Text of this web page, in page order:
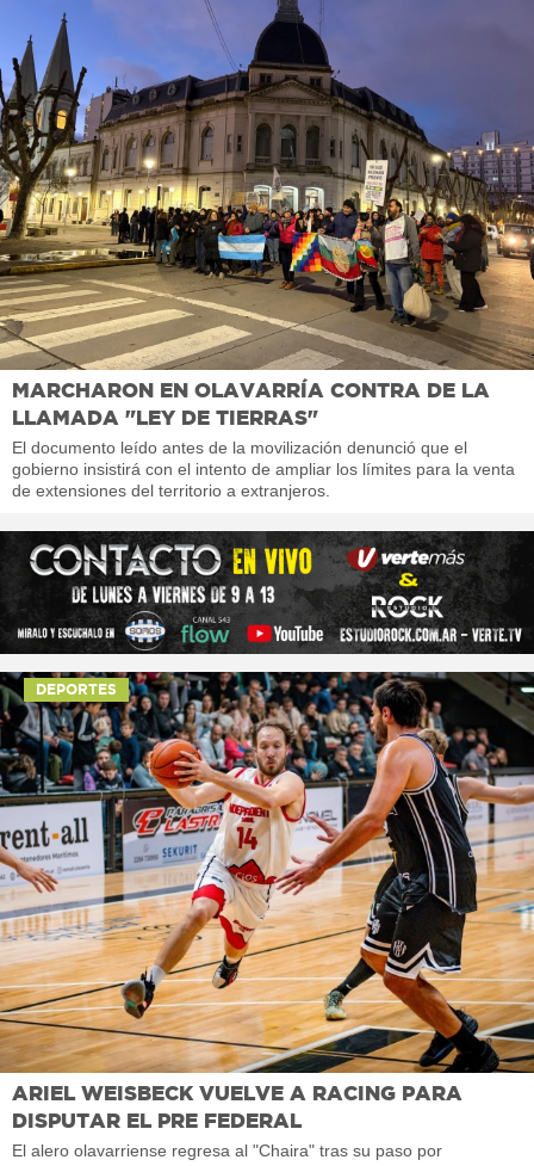
MARCHARON EN OLAVARRÍA CONTRA DE LA
LLAMADA "LEY DE TIERRAS"
El documento leído antes de la movilización denunció que el
gobierno insistirá con el intento de ampliar los límites para la venta
de extensiones del territorio a extranjeros.
DEPORTES
ARIEL WEISBECK VUELVE A RACING PARA
DISPUTAR EL PRE FEDERAL
El alero olavarriense regresa al "Chaira" tras su paso por